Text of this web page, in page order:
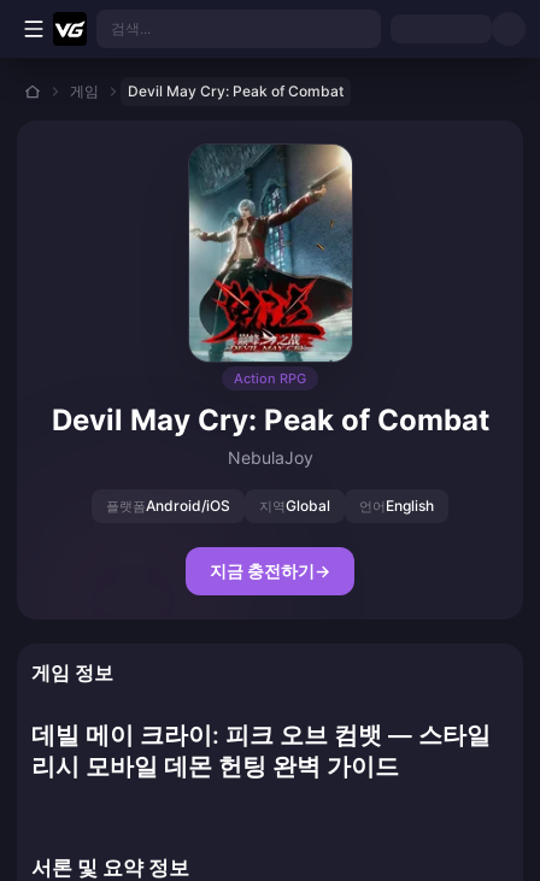
본문으로 바로가기
검색...
게임 Devil May Cry: Peak of Combat
Action RPG
Devil May Cry: Peak of Combat
NebulaJoy
플랫폼Android/iOS 지역Global 언어 English
지금 충전하기→
게임 정보
데빌 메이 크라이: 피크 오브 컴뱃 — 스타일
리시 모바일 데몬 헌팅 완벽 가이드
서론 및 요약 정보